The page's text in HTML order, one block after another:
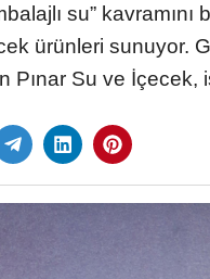
su”
ürünleri sunuyor.
Pınar Su ve İçecek,